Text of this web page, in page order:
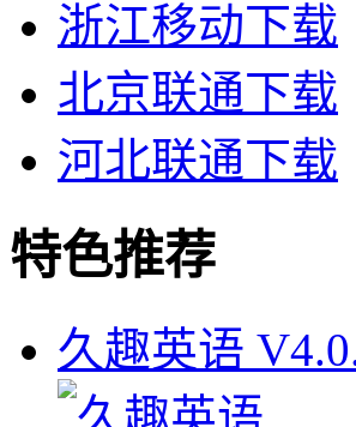
浙江移动下载
北京联通下载
河北联通下载
特色推荐
久趣英语